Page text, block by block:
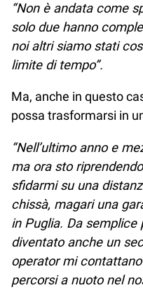
“Non è andata come
solo due hanno
noi altri siamo stati
limite di tempo”.
Ma, anche in questo
possa trasformarsi in
“Nell’ultimo anno e
ma ora sto
sfidarmi su una
chissà, magari una
in Puglia. Da semplice
diventato anche un
operator mi
percorsi a nuoto nel